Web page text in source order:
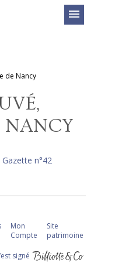
menu
de Nancy
NANCY
Gazette n°42
Mon
Compte
Site
patrimoine
signé